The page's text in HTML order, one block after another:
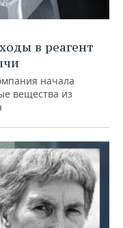
в реагент
начала
вещества из